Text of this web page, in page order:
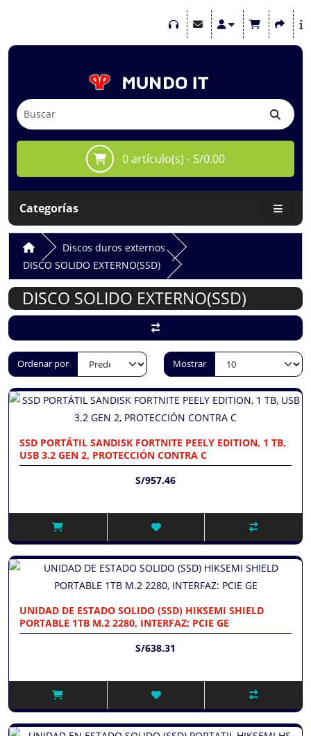
0 artículo(s) - S/0.00
Categorías
Discos duros externos
DISCO SOLIDO EXTERNO(SSD)
DISCO SOLIDO EXTERNO(SSD)
Ordenar por Mostrar
SSD PORTÁTIL SANDISK FORTNITE PEELY EDITION, 1 TB,
USB 3.2 GEN 2, PROTECCIÓN CONTRA C
S/957.46
UNIDAD DE ESTADO SOLIDO (SSD) HIKSEMI SHIELD
PORTABLE 1TB M.2 2280, INTERFAZ: PCIE GE
S/638.31